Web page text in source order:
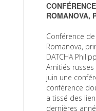
ROMANOVA,
Conférence
Romanova,
DATCHA
Amitiés
juin une
conférence
a tissé des
dernières